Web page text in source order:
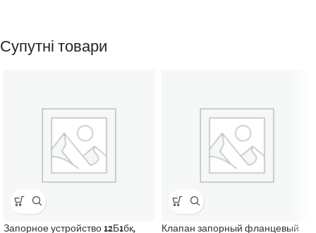
Супутні товари
Запорное устройство 12Б1бк, Клапан запорный фланцевый